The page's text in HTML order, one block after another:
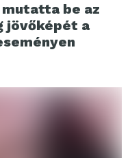
be az
jövőképét a